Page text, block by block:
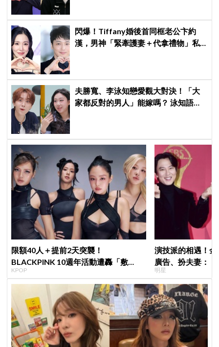
閃爆！Tiffany婚後首同框老公卞約
漢，男神「緊牽護妻＋代拿禮物」私
夫勝寬、李泳知戀愛觀大對決！「大
家都反對的男人」能嫁嗎？ 泳知語出
限額40人＋提前2天突襲！
BLACKPINK 10週年活動遭轟「敷
衍」，YG急證實：4人確定完全體出席
KPOP
演技派的相遇！
廣告、扮夫妻：
部戲劇吧」
明星